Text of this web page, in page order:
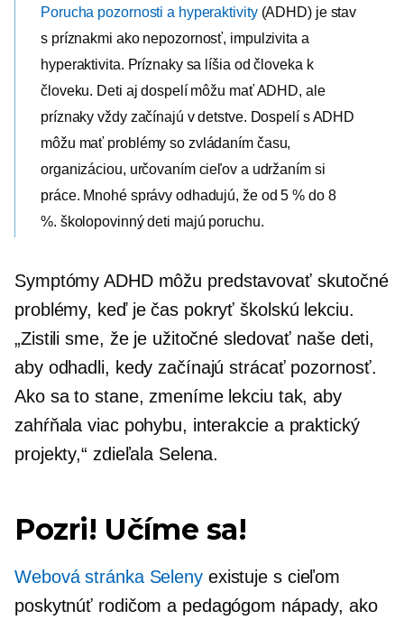
Porucha pozornosti a hyperaktivity(ADHD) je stav
s príznakmi ako nepozornosť, impulzivita a
hyperaktivita. Príznaky sa líšia od človeka k
človeku. Deti aj dospelí môžu mať ADHD, ale
príznaky vždy začínajú v detstve. Dospelí s ADHD
môžu mať problémy so zvládaním času,
organizáciou, určovaním cieľov a udržaním si
práce. Mnohé správy odhadujú, že od 5 % do 8
%. školopovinnýdeti majú poruchu.
Symptómy ADHD môžu predstavovať skutočné
problémy, keď je čas pokryť školskú lekciu.
„Zistili sme, že je užitočné sledovať naše deti,
aby odhadli, kedy začínajú strácať pozornosť.
Ako sa to stane, zmeníme lekciu tak, aby
zahŕňala viac pohybu, interakcie a praktický
projekty,“ zdieľala Selena.
Pozri! Učíme sa!
Webová stránka Selenyexistuje s cieľom
poskytnúť rodičom a pedagógom nápady, ako